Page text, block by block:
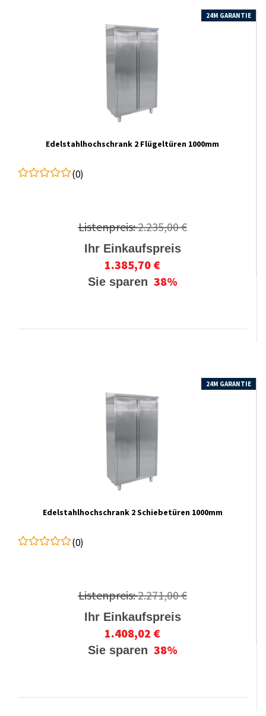
24M GARANTIE
Edelstahlhochschrank 2 Flügeltüren 1000mm
(0)
Listenpreis:2.235,00 €
Ihr Einkaufspreis
1.385,70 €
Sie sparen 38%
24M GARANTIE
Edelstahlhochschrank 2 Schiebetüren 1000mm
(0)
Listenpreis:2.271,00 €
Ihr Einkaufspreis
1.408,02 €
Sie sparen 38%